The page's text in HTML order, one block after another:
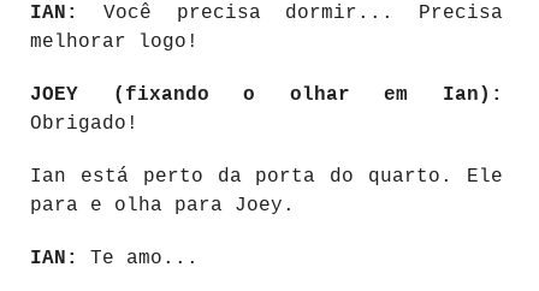
IAN:
Você precisa dormir... Precisa
melhorar logo!
JOEY (fixando o olhar em Ian):
Obrigado!
Ian está perto da porta do quarto. Ele
para e olha para Joey.
IAN: Te amo...